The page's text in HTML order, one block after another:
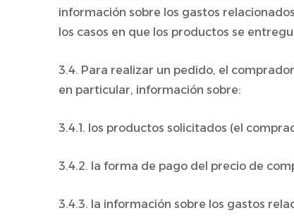
información sobre los gastos
los casos en que los productos se
3.4. Para realizar un pedido, el
en particular, información sobre:
3.4.1. los productos solicitados (el
3.4.2. la forma de pago del precio de
3.4.3. la información sobre los gastos